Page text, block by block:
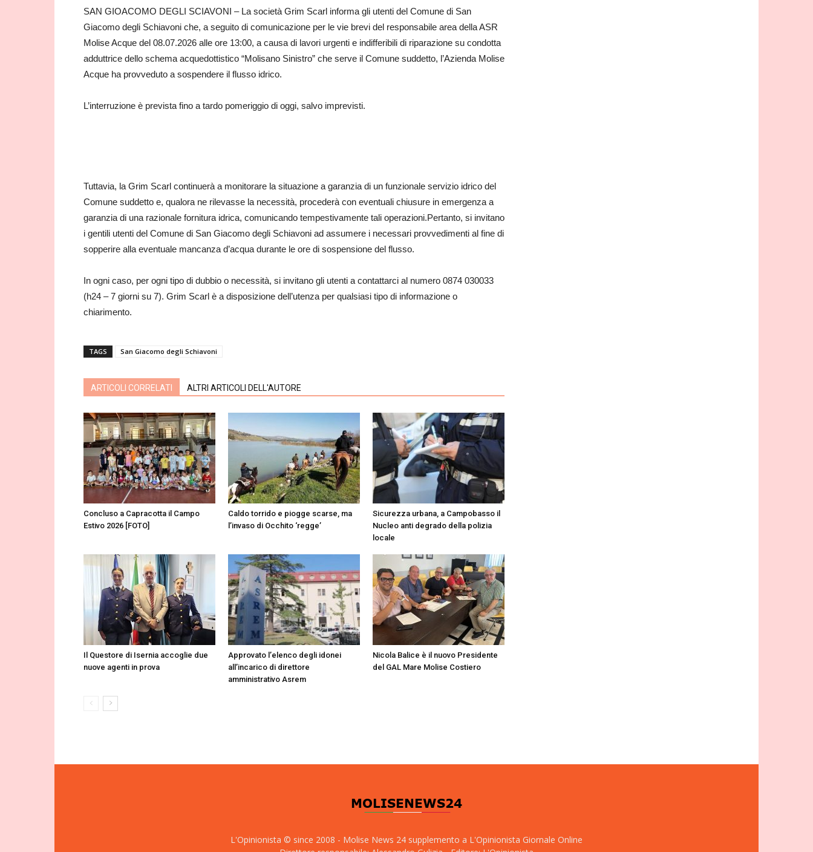
SAN GIOACOMO DEGLI SCIAVONI – La società Grim Scarl informa gli utenti del Comune di San
Giacomo degli Schiavoni che, a seguito di comunicazione per le vie brevi del responsabile area della ASR
Molise Acque del 08.07.2026 alle ore 13:00, a causa di lavori urgenti e indifferibili di riparazione su condotta
adduttrice dello schema acquedottistico “Molisano Sinistro” che serve il Comune suddetto, l’Azienda Molise
Acque ha provveduto a sospendere il flusso idrico.
L’interruzione è prevista fino a tardo pomeriggio di oggi, salvo imprevisti.
Tuttavia, la Grim Scarl continuerà a monitorare la situazione a garanzia di un funzionale servizio idrico del
Comune suddetto e, qualora ne rilevasse la necessità, procederà con eventuali chiusure in emergenza a
garanzia di una razionale fornitura idrica, comunicando tempestivamente tali operazioni.Pertanto, si invitano
i gentili utenti del Comune di San Giacomo degli Schiavoni ad assumere i necessari provvedimenti al fine di
sopperire alla eventuale mancanza d’acqua durante le ore di sospensione del flusso.
In ogni caso, per ogni tipo di dubbio o necessità, si invitano gli utenti a contattarci al numero 0874 030033
(h24 – 7 giorni su 7). Grim Scarl è a disposizione dell’utenza per qualsiasi tipo di informazione o
chiarimento.
TAGS San Giacomo degli Schiavoni
ARTICOLI CORRELATI ALTRI ARTICOLI DELL'AUTORE
Concluso a Capracotta il Campo
Estivo 2026 [FOTO]
Caldo torrido e piogge scarse, ma
l’invaso di Occhito ‘regge’
Sicurezza urbana, a Campobasso il
Nucleo anti degrado della polizia
locale
Il Questore di Isernia accoglie due
nuove agenti in prova
Approvato l’elenco degli idonei
all’incarico di direttore
amministrativo Asrem
Nicola Balice è il nuovo Presidente
del GAL Mare Molise Costiero
L'Opinionista © since 2008 - Molise News 24 supplemento a L'Opinionista Giornale Online